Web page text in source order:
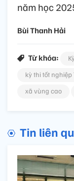
năm học
Bùi Thanh Hải
Từ khóa:
kỳ thi tốt nghiệp
xã vùng cao
Tin liên